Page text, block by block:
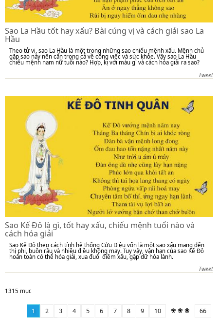
Sao La Hầu tốt hay xấu? Bài cúng vị và cách giải sao La
Hầu
Theo tử vi, sao La Hầu là một trong những sao chiếu mệnh xấu. Mệnh chủ
gặp sao này nên cẩn trọng cả về công việc và sức khỏe. Vậy sao La Hầu
chiếu mệnh nam nữ tuổi nào? Hợp, kị với màu gì và cách hóa giải ra sao?
Tweet
Sao Kế Đô là gì, tốt hay xấu, chiếu mệnh tuổi nào và
cách hóa giải
Sao Kế Đô theo cách tính hệ thống Cửu Diệu vốn là một sao xấu mang đến
thị phi, buồn rầu và nhiều điều không may. Tuy vậy, vận hạn của sao Kế Đô
hoàn toàn có thể hóa giải, xua đuổi điềm xấu, gặp dữ hóa lành.
Tweet
1315 mục
1 2 3 4 5 6 7 8 9 10 ❀ ❀ ❀
66